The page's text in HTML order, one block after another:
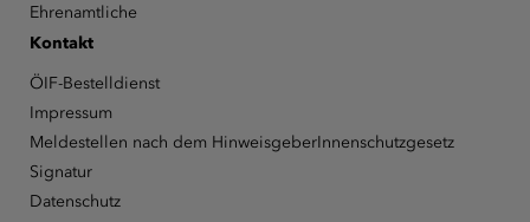
Ehrenamtliche
Kontakt
ÖIF-Bestelldienst
Impressum
Meldestellen nach dem HinweisgeberInnenschutzgesetz
Signatur
Datenschutz